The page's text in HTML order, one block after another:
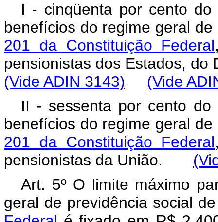
I - cinqüenta por cento do
benefícios do regime geral
201 da Constituição Federal
pensionistas dos Estados,
(Vide ADIN 3143)
(Vide
II - sessenta por cento do
benefícios do regime geral
201 da Constituição Federal
pensionistas da União.
Art. 5º O limite máximo
geral de previdência social